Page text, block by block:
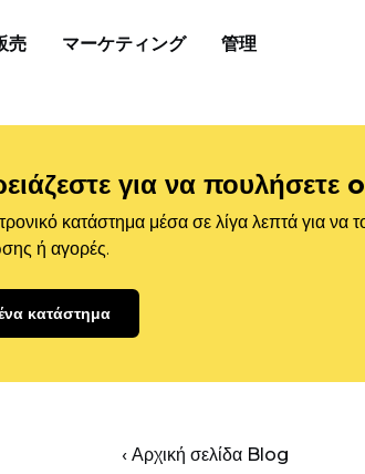
売 マーケティング 管理
για να πουλήσετε
κατάστημα μέσα σε λίγα λεπτά για να
ή αγορές.
κατάστημα
‹ Αρχική σελίδα Blog